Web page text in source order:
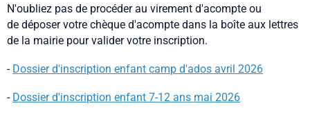
N'oubliez pas de procéder au virement d'acompte ou
de déposer votre chèque d'acompte dans la boîte aux lettres
de la mairie pour valider votre inscription.
- Dossier d'inscription enfant camp d'ados avril 2026
- Dossier d'inscription enfant 7-12 ans mai 2026